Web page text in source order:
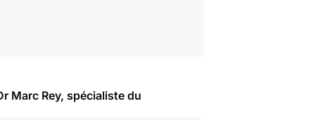
Marc Rey, spécialiste du